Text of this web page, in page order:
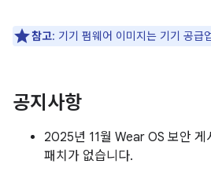
참고: 기기 펌웨어 이미지는 기기 공급
공지사항
2025년 11월 Wear OS 보안
패치가 없습니다.